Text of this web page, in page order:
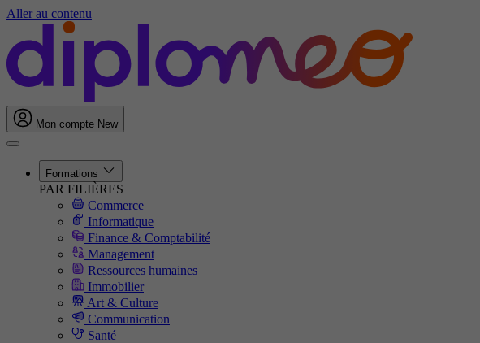
Aller au contenu
Mon compte New
Formations
PAR FILIÈRES
Commerce
Informatique
Finance & Comptabilité
Management
Ressources humaines
Immobilier
Art & Culture
Communication
Santé